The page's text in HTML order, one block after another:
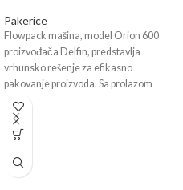
Pakerice
Flowpack mašina, model Orion 600
proizvođača Delfin, predstavlja
vrhunsko rešenje za efikasno
pakovanje proizvoda. Sa prolazom
širine do 28 cm